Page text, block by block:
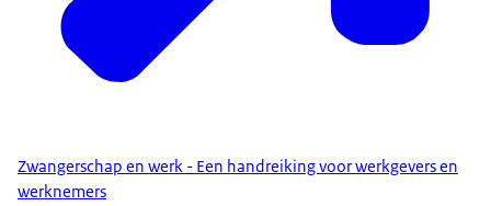
Zwangerschap en werk - Een handreiking voor werkgevers en
werknemers